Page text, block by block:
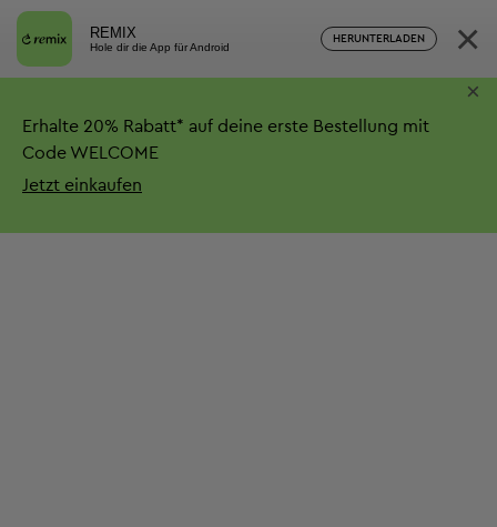
REMIX
Hole dir die App für Android
HERUNTERLADEN ×
Erhalte 20% Rabatt* auf deine erste Bestellung mit
Code WELCOME
Jetzt einkaufen
×